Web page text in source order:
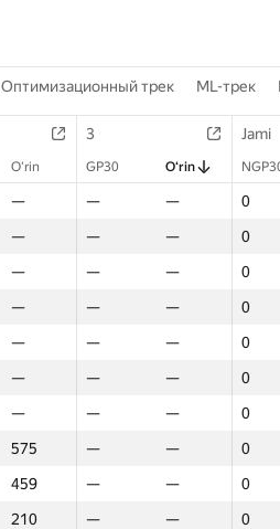
Оптимизационный трек ML-трек
3 Jami
O‘rin GP30 O‘rin
— — — 0
— — — 0
— — — 0
— — — 0
— — — 0
— — — 0
— — — 0
575 — — 0
459 — — 0
210 — — 0